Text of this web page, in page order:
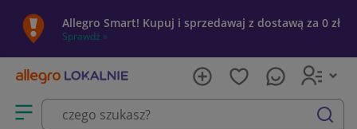
Allegro Smart! Kupuj i sprzedawaj z dostawą za 0 zł
Sprawdź »
Otwórz menu z kategoriami
szukaj